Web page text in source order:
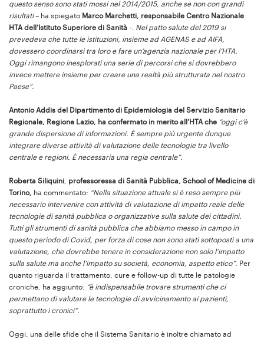
questo senso sono stati mossi nel 2014/2015, anche se non con grandi
risultati– ha spiegato Marco Marchetti, responsabile Centro Nazionale
HTA dell’Istituto Superiore di Sanità -. Nel patto salute del 2019 si
prevedeva che tutte le istituzioni, insieme ad AGENAS e ad AIFA,
dovessero coordinarsi tra loro e fare un’agenzia nazionale per l’HTA.
Oggi rimangono inesplorati una serie di percorsi che si dovrebbero
invece mettere insieme per creare una realtà più strutturata nel nostro
Paese”.
Antonio Addis del Dipartimento di Epidemiologia del Servizio Sanitario
Regionale, Regione Lazio, ha confermato in merito all’HTA che “oggi c’è
grande dispersione di informazioni. È sempre più urgente dunque
integrare diverse attività di valutazione delle tecnologie tra livello
centrale e regioni. È necessaria una regia centrale”.
Roberta Siliquini
professoressa di Sanità Pubblica, School of Medicine di
Torino, ha commentato: “Nella situazione attuale si è reso sempre più
necessario intervenire con attività di valutazione di impatto reale delle
tecnologie di sanità pubblica o organizzative sulla salute dei cittadini.
Tutti gli strumenti di sanità pubblica che abbiamo messo in campo in
questo periodo di Covid, per forza di cose non sono stati sottoposti a una
valutazione, che dovrebbe tenere in considerazione non solo l’impatto
sulla salute ma anche l’impatto su società, economia, aspetto etico”. Per
quanto riguarda il trattamento, cure e follow-up di tutte le patologie
croniche, ha aggiunto: “è indispensabile trovare strumenti che ci
permettano di valutare le tecnologie di avvicinamento ai pazienti,
soprattutto i cronici”.
Oggi, una delle sfide che il Sistema Sanitario è inoltre chiamato ad